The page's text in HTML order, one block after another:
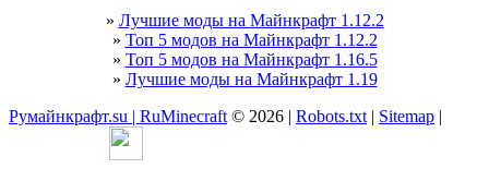
» Лучшие моды на Майнкрафт 1.12.2
» Топ 5 модов на Майнкрафт 1.12.2
» Топ 5 модов на Майнкрафт 1.16.5
» Лучшие моды на Майнкрафт 1.19
Румайнкрафт.su | RuMinecraft© 2026 | Robots.txt| Sitemap |